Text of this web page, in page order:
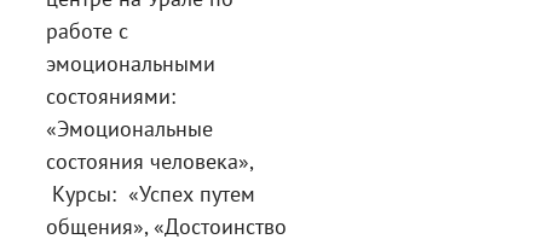
работе с
эмоциональными
состояниями:
«Эмоциональные
состояния человека»,
Курсы: «Успех путем
общения», «Достоинство